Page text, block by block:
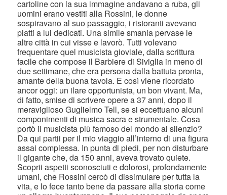
cartoline con la sua immagine andavano a ruba, gli
uomini erano vestiti alla Rossini, le donne
sospiravano al suo passaggio, i ristoranti avevano
piatti a lui dedicati. Una simile smania pervase le
altre città in cui visse e lavorò. Tutti volevano
frequentare quel musicista gioviale, dalla scrittura
facile che compose il Barbiere di Siviglia in meno di
due settimane, che era persona dalla battuta pronta,
amante della buona tavola. E così viene ricordato
ancor oggi: un ilare opportunista, un bon vivant. Ma,
di fatto, smise di scrivere opere a 37 anni, dopo il
meraviglioso Guglielmo Tell, se si eccettuano alcuni
componimenti di musica sacra e strumentale. Cosa
portò il musicista più famoso del mondo al silenzio?
Da qui partii per il mio viaggio all’interno di una figura
assai complessa. In punta di piedi, per non disturbare
il gigante che, da 150 anni, aveva trovato quiete.
Scoprii aspetti sconosciuti e dolorosi, profondamente
umani, che Rossini cercò di dissimulare per tutta la
vita, e lo fece tanto bene da passare alla storia come